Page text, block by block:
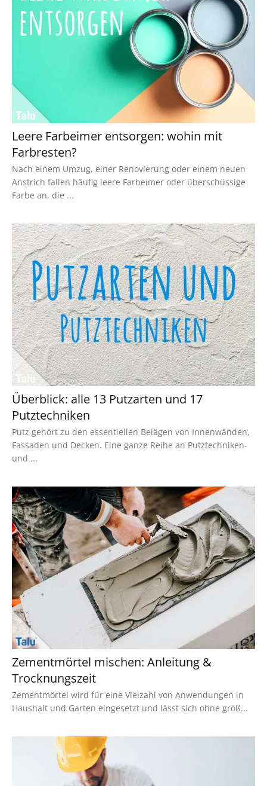
Leere Farbeimer entsorgen: wohin mit
Farbresten?
Nach einem Umzug, einer Renovierung oder einem neuen
Anstrich fallen häufig leere Farbeimer oder überschüssige
Farbe an, die ...
Überblick: alle 13 Putzarten und 17
Putztechniken
Putz gehört zu den essentiellen Belägen von Innenwänden,
Fassaden und Decken. Eine ganze Reihe an Putztechniken-
und ...
Zementmörtel mischen: Anleitung &
Trocknungszeit
Zementmörtel wird für eine Vielzahl von Anwendungen in
Haushalt und Garten eingesetzt und lässt sich ohne größ...